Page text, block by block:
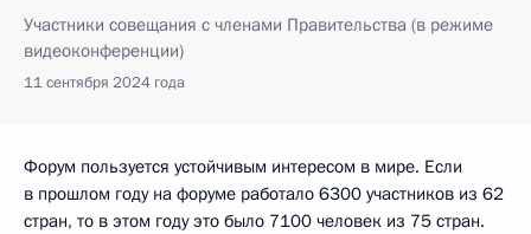
Участники совещания с членами Правительства (в режиме
видеоконференции)
11 сентября 2024 года
Форум пользуется устойчивым интересом в мире. Если
в прошлом году на форуме работало 6300 участников из 62
стран, то в этом году это было 7100 человек из 75 стран.